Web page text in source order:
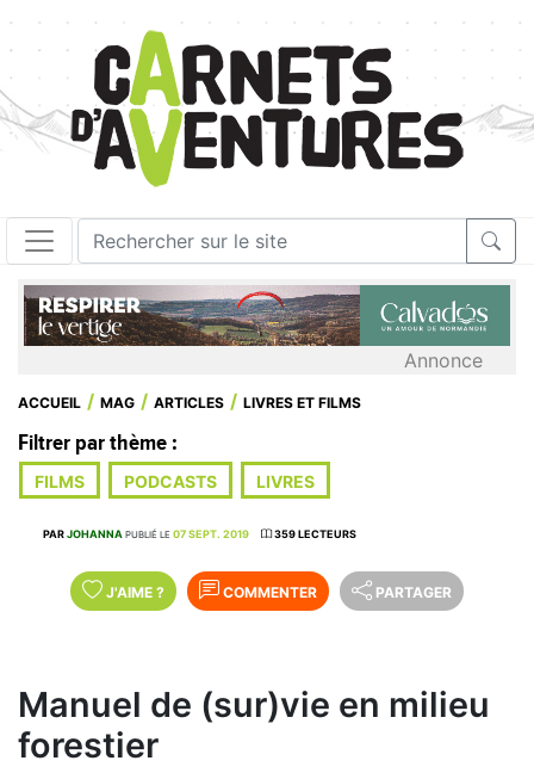
Annonce
ACCUEIL MAG ARTICLES LIVRES ET FILMS
Filtrer par thème :
FILMS PODCASTS LIVRES
PARJOHANNA PUBLIÉ LE 07 SEPT. 2019 359 LECTEURS
J'AIME ? COMMENTER PARTAGER
Manuel de (sur)vie en milieu
forestier